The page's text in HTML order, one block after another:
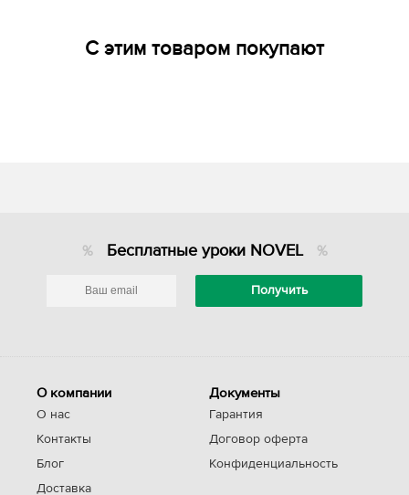
С этим товаром покупают
Бесплатные уроки NOVEL
О компании
О нас
Контакты
Блог
Доставка
Документы
Гарантия
Договор оферта
Конфиденциальность